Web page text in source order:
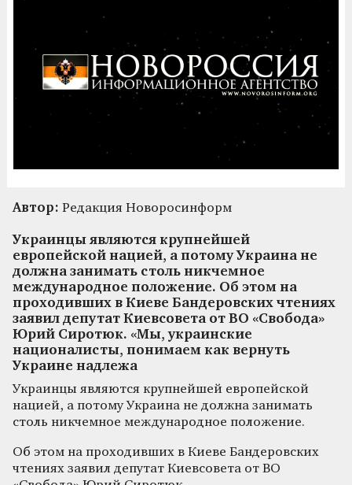
Автор: Редакция Новоросинформ
Украинцы являются крупнейшей
европейской нацией, а потому Украина не
должна занимать столь никчемное
международное положение. Об этом на
проходивших в Киеве Бандеровских чтениях
заявил депутат Киевсовета от ВО «Свобода»
Юрий Сиротюк. «Мы, украинские
националисты, понимаем как вернуть
Украине надлежа
Украинцы являются крупнейшей европейской
нацией, а потому Украина не должна занимать
столь никчемное международное положение.
Об этом на проходивших в Киеве Бандеровских
чтениях заявил депутат Киевсовета от ВО